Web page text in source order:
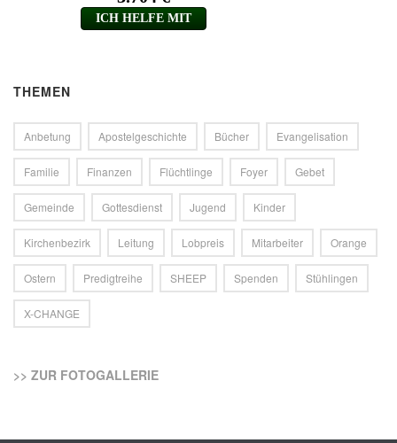
THEMEN
Anbetung Apostelgeschichte Bücher Evangelisation
Familie Finanzen Flüchtlinge Foyer Gebet
Gemeinde Gottesdienst Jugend Kinder
Kirchenbezirk Leitung Lobpreis Mitarbeiter Orange
Ostern Predigtreihe SHEEP Spenden Stühlingen
X-CHANGE
>> ZUR FOTOGALLERIE